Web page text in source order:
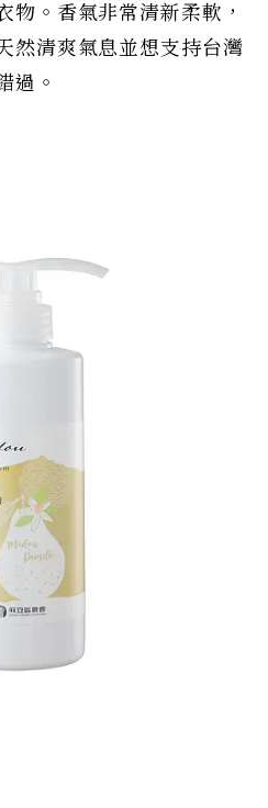
物。香氣非常清新柔軟，
然清爽氣息並想支持台灣
過。